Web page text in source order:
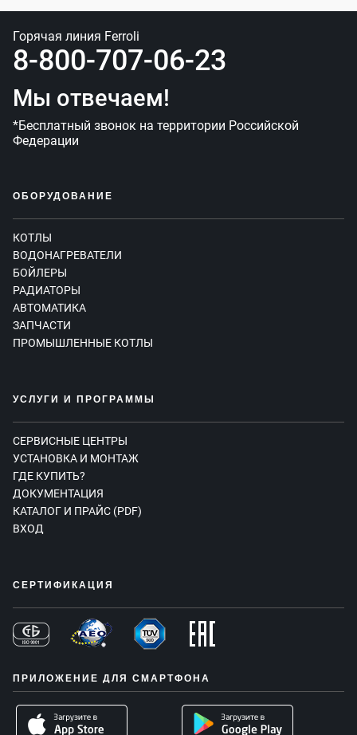
Горячая линия Ferroli
8-800-707-06-23
Мы отвечаем!
*Бесплатный звонок на территории Российской
Федерации
ОБОРУДОВАНИЕ
КОТЛЫ
ВОДОНАГРЕВАТЕЛИ
БОЙЛЕРЫ
РАДИАТОРЫ
АВТОМАТИКА
ЗАПЧАСТИ
ПРОМЫШЛЕННЫЕ КОТЛЫ
УСЛУГИ И ПРОГРАММЫ
СЕРВИСНЫЕ ЦЕНТРЫ
УСТАНОВКА И МОНТАЖ
ГДЕ КУПИТЬ?
ДОКУМЕНТАЦИЯ
КАТАЛОГ И ПРАЙС (PDF)
ВХОД
СЕРТИФИКАЦИЯ
ПРИЛОЖЕНИЕ ДЛЯ СМАРТФОНА